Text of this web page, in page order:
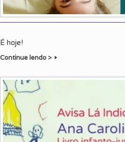
É hoje!
Continue lendo >